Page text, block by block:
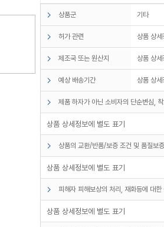
상품군 기타
허가 관련 상품 상
제조국 또는 원산지 상품 상
예상 배송기간 상품 상
제품 하자가 아닌 소비자의 단순변심,
상품 상세정보에 별도 표기
상품의 교환/반품/보증 조건 및 품질보
상품 상세정보에 별도 표기
피해자 피해보상의 처리, 재화등에 대
상품 상세정보에 별도 표기